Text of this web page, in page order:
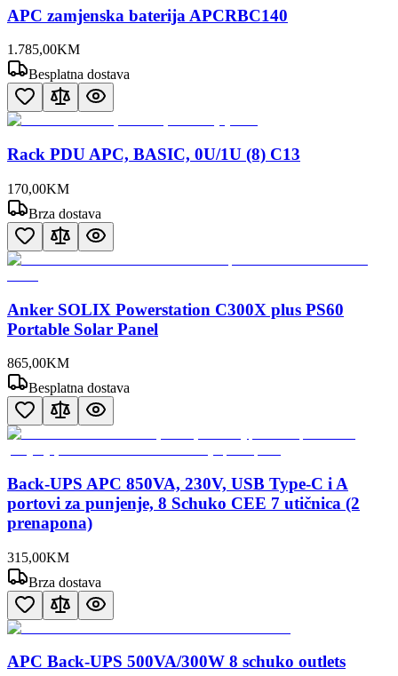
APC zamjenska baterija APCRBC140
1.785,00KM
Besplatna dostava
Rack PDU APC, BASIC, 0U/1U (8) C13
170,00KM
Brza dostava
Anker SOLIX Powerstation C300X plus PS60
Portable Solar Panel
865,00KM
Besplatna dostava
Back-UPS APC 850VA, 230V, USB Type-C i A
portovi za punjenje, 8 Schuko CEE 7 utičnica (2
prenapona)
315,00KM
Brza dostava
APC Back-UPS 500VA/300W 8 schuko outlets